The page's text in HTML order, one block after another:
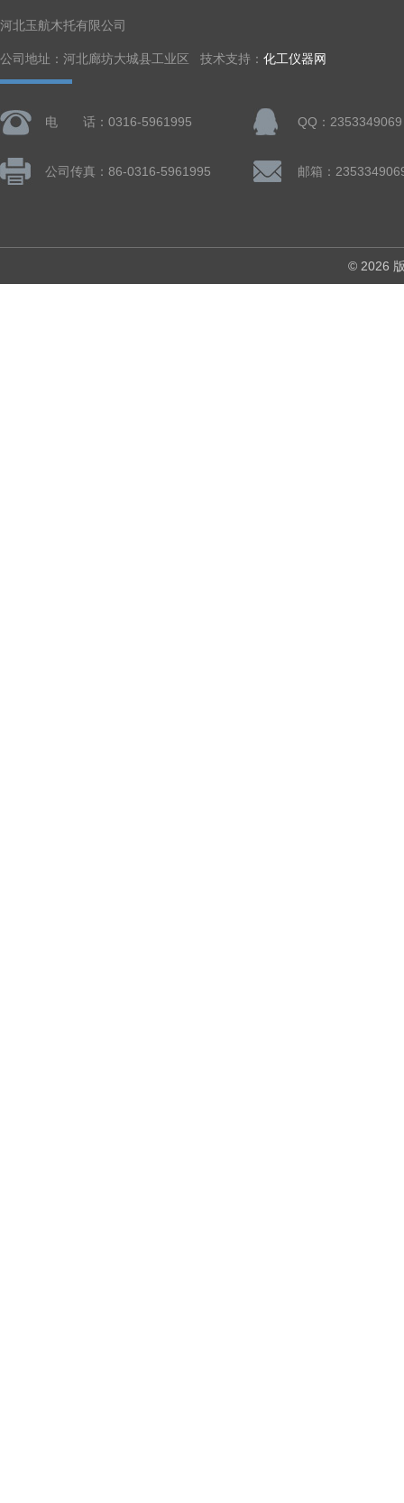
河北玉航木托有限公司
公司地址：河北廊坊大城县工业区 技术支持： 化工仪器网
电 话：0316-5961995 QQ：2353349069
公司传真：86-0316-5961995 邮箱：
© 2026